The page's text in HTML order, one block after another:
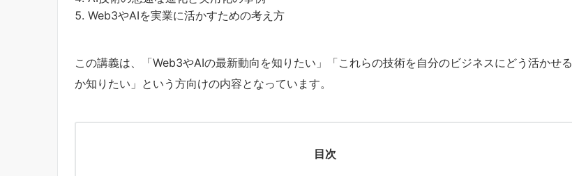
Web3やAIを実業に活かすための考え方
この講義は、「Web3やAIの最新動向を知りたい」「これらの技術を自分のビジネスにどう活かせる
か知りたい」という方向けの内容となっています。
目次